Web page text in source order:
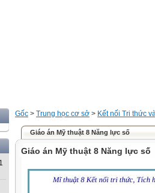
Gốc > Trung học cơ sở > Kết nối Tri thức
Giáo án Mỹ thuật 8 Năng lực số
Giáo án Mỹ thuật 8 Năng lực số